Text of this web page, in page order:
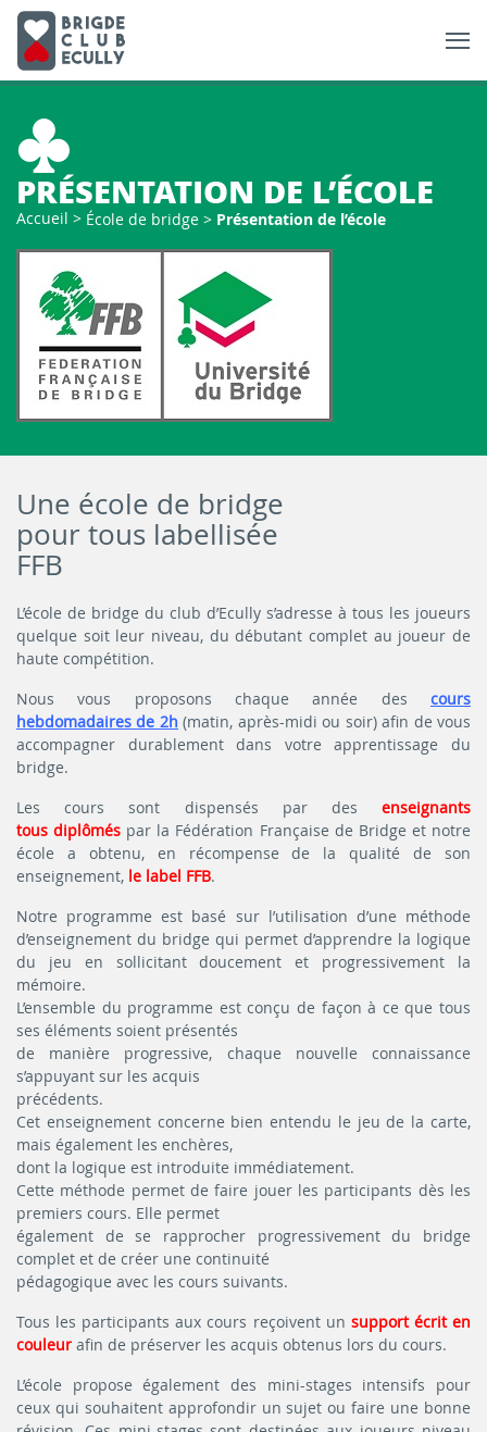
PRÉSENTATION DE L’ÉCOLE
Accueil > École de bridge > Présentation de l’école
Une école de bridge
pour tous labellisée
FFB
L’école de bridge du club d’Ecully s’adresse à tous les joueurs
quelque soit leur niveau, du débutant complet au joueur de
haute compétition.
Nous vous proposons chaque année des cours
hebdomadaires de 2h (matin, après-midi ou soir) afin de vous
accompagner durablement dans votre apprentissage du
bridge.
Les cours sont dispensés par des enseignants
tousdiplômés par la Fédération Française de Bridge et notre
école a obtenu, en récompense de la qualité de son
enseignement, le label FFB.
Notre programme est basé sur l’utilisation d’une méthode
d’enseignement du bridge qui permet d’apprendre la logique
du jeu en sollicitant doucement et progressivement la
mémoire.
L’ensemble du programme est conçu de façon à ce que tous
ses éléments soient présentés
de manière progressive, chaque nouvelle connaissance
s’appuyant sur les acquis
précédents.
Cet enseignement concerne bien entendu le jeu de la carte,
mais également les enchères,
dont la logique est introduite immédiatement.
Cette méthode permet de faire jouer les participants dès les
premiers cours. Elle permet
également de se rapprocher progressivement du bridge
complet et de créer une continuité
pédagogique avec les cours suivants.
Tous les participants aux cours reçoivent un support écrit en
couleur afin de préserver les acquis obtenus lors du cours.
L’école propose également des mini-stages intensifs pour
ceux qui souhaitent approfondir un sujet ou faire une bonne